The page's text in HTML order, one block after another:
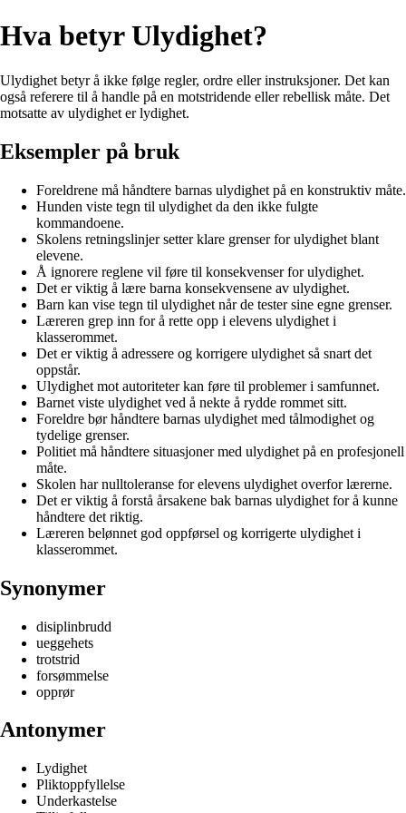
Hva betyr Ulydighet?
Ulydighet betyr å ikke følge regler, ordre eller instruksjoner. Det kan
også referere til å handle på en motstridende eller rebellisk måte. Det
motsatte av ulydighet er lydighet.
Eksempler på bruk
Foreldrene må håndtere barnas ulydighet på en konstruktiv måte.
Hunden viste tegn til ulydighet da den ikke fulgte
kommandoene.
Skolens retningslinjer setter klare grenser for ulydighet blant
elevene.
Å ignorere reglene vil føre til konsekvenser for ulydighet.
Det er viktig å lære barna konsekvensene av ulydighet.
Barn kan vise tegn til ulydighet når de tester sine egne grenser.
Læreren grep inn for å rette opp i elevens ulydighet i
klasserommet.
Det er viktig å adressere og korrigere ulydighet så snart det
oppstår.
Ulydighet mot autoriteter kan føre til problemer i samfunnet.
Barnet viste ulydighet ved å nekte å rydde rommet sitt.
Foreldre bør håndtere barnas ulydighet med tålmodighet og
tydelige grenser.
Politiet må håndtere situasjoner med ulydighet på en profesjonell
måte.
Skolen har nulltoleranse for elevens ulydighet overfor lærerne.
Det er viktig å forstå årsakene bak barnas ulydighet for å kunne
håndtere det riktig.
Læreren belønnet god oppførsel og korrigerte ulydighet i
klasserommet.
Synonymer
disiplinbrudd
ueggehets
trotstrid
forsømmelse
opprør
Antonymer
Lydighet
Pliktoppfyllelse
Underkastelse